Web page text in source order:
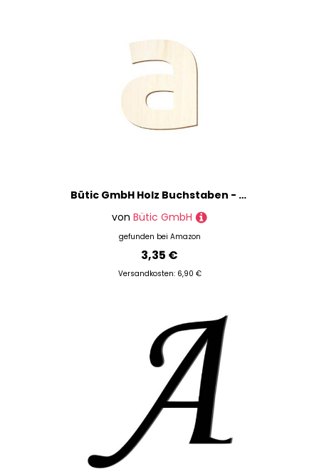
Bütic GmbH Holz Buchstaben - Ubuntu - Wunschtext/Schriftzug mit Größenauswahl, Größe:15cm, Buchstaben:kleines a
von Bütic GmbH
gefunden bei Amazon
3,35 €
Versandkosten: 6,90 €